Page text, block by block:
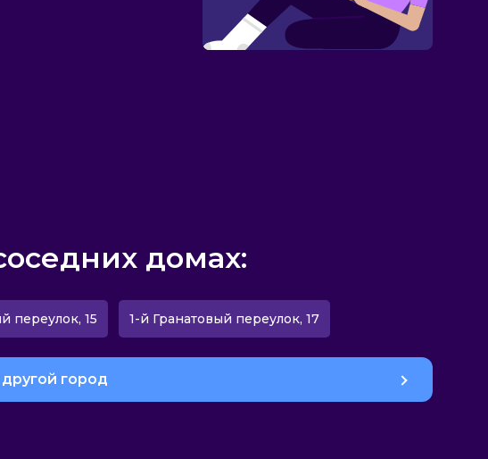
домах:
переулок, 15 1-й Гранатовый переулок, 17
город